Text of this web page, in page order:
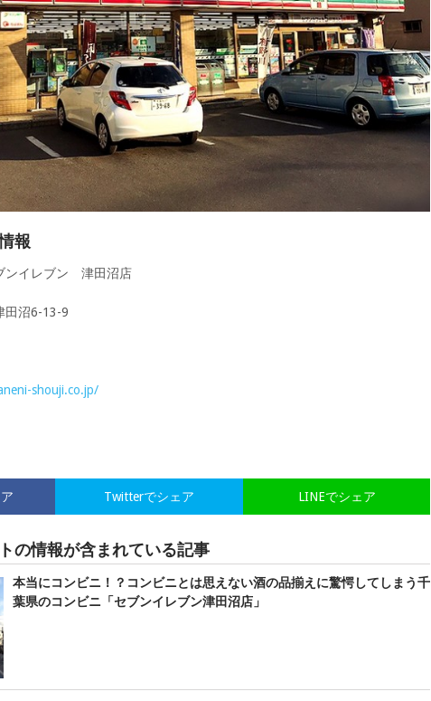
報
ンイレブン 津田沼店
田沼6-13-9
shouji.co.jp/
LINEでシェア
Twitterでシェア
の情報が含まれている記事
本当にコンビニ！？コンビニとは思えない酒の品揃えに驚愕してしまう千
葉県のコンビニ「セブンイレブン津田沼店」